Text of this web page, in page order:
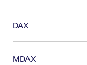
DAX
MDAX